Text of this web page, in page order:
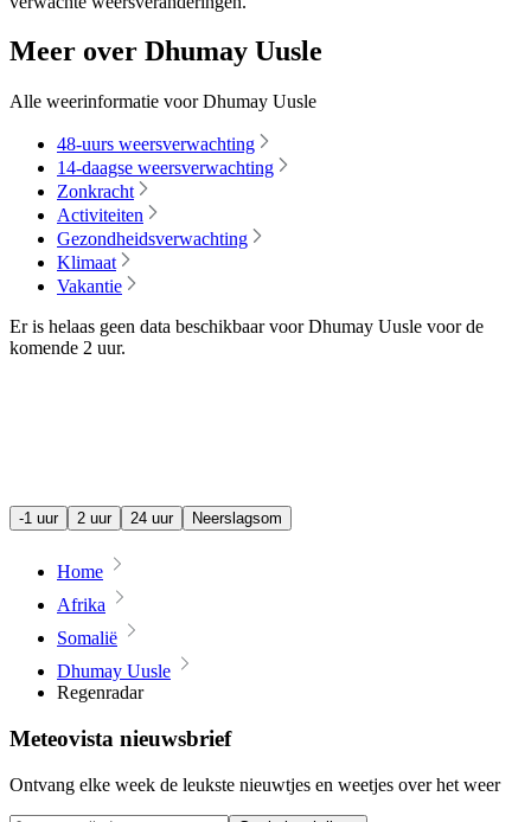
Meer over Dhumay Uusle
Alle weerinformatie voor Dhumay Uusle
48-uurs weersverwachting
14-daagse weersverwachting
Zonkracht
Activiteiten
Gezondheidsverwachting
Klimaat
Vakantie
Er is helaas geen data beschikbaar voor Dhumay Uusle voor de
komende 2 uur.
-1 uur 2 uur 24 uur Neerslagsom
Home
Afrika
Somalië
Dhumay Uusle
Regenradar
Meteovista nieuwsbrief
Ontvang elke week de leukste nieuwtjes en weetjes over het weer